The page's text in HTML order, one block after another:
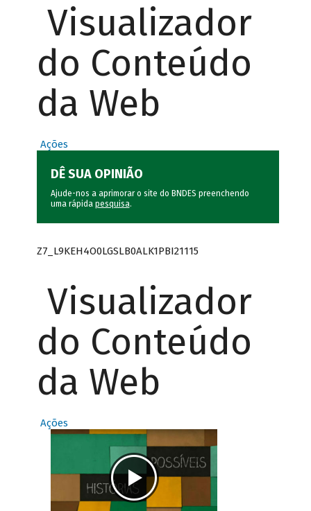
Visualizador
do Conteúdo
da Web
Ações
DÊ SUA OPINIÃO
Ajude-nos a aprimorar o site do BNDES preenchendo
uma rápida pesquisa.
Z7_L9KEH4O0LGSLB0ALK1PBI21115
Visualizador
do Conteúdo
da Web
Ações